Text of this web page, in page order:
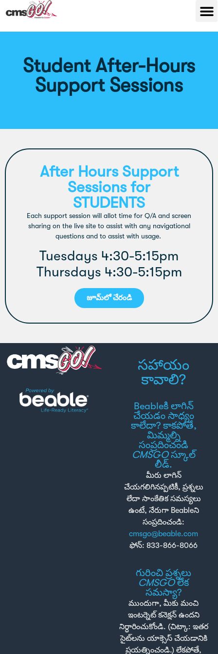
Student After-Hours
Support Sessions
After Hours Support
Sessions for
STUDENTS
Each support session will allot time for Q/A and screen
sharing on the live site to assist with any navigational
questions and to assist with usage.
Tuesdays 4:30-5:15pm
Thursdays 4:30-5:15pm
జూమ్‌లో చేరండి
సహాయం
కావాలి?
Beableకి లాగిన్
చేయడం సాధ్యం
కాలేదా? కాకపోతే,
మిమ్మల్ని
సంప్రదించండి
CMSGOస్కూల్
లీడ్.
మీరు లాగిన్
చేయగలిగినప్పటికీ, ప్రశ్నలు
లేదా సాంకేతిక సమస్యలు
ఉంటే, నేరుగా Beableని
సంప్రదించండి:
cmsgo@beable.com
ఫోన్: 833-866-8066
గురించి ప్రశ్నలు
CMSGOలేక
సమస్యా?
ముందుగా, మీకు మంచి
ఇంటర్నెట్ కనెక్షన్ ఉందని
నిర్ధారించుకోండి. (చిట్కా: ఇతర
సైట్‌లను యాక్సెస్ చేయడానికి
ప్రయత్నించండి.) లేకపోతే,